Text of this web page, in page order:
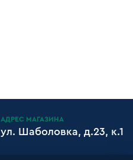
АДРЕС МАГАЗИНА
ул. Шаболовка, д.23, к.1